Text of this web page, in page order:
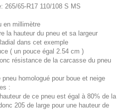
265/65-R17 110/108 S MS
en millimètre
la hauteur du pneu et sa largeur
dans cet exemple
( un pouce égal 2.54 cm )
résistance de la carcasse du pneu
homologué pour boue et neige
:
de ce pneu est égal à 80% de la
205 de large pour une hauteur de